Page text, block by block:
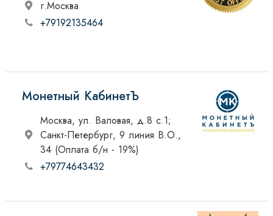
г.Москва
+79192135464
Монетный КабинетЪ
Москва, ул. Валовая, д.8 с.1;
Санкт-Петербург, 9 линия В.О.,
34 (Оплата б/н - 19%)
+79774643432